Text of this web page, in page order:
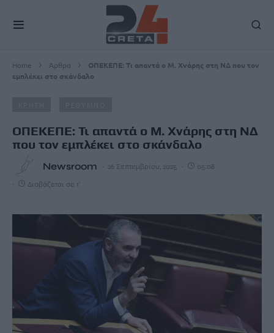
Home Άρθρα
ΟΠΕΚΕΠΕ: Τι απαντά ο Μ. Χνάρης στη ΝΔ που τον
εμπλέκει στο σκάνδαλο
ΟΠΕΚΕΠΕ: Τι απαντά ο Μ. Χνάρης στη ΝΔ
που τον εμπλέκει στο σκάνδαλο
Newsroom 26 Σεπτεμβρίου, 2025 05:08
Διαβάζεται σε 1'